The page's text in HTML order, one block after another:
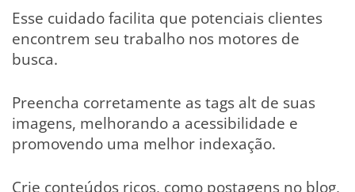
Esse cuidado facilita que potenciais clientes
encontrem seu trabalho nos motores de
busca.
Preencha corretamente as tags alt de suas
imagens, melhorando a acessibilidade e
promovendo uma melhor indexação.
Crie conteúdos ricos, como postagens no blog,